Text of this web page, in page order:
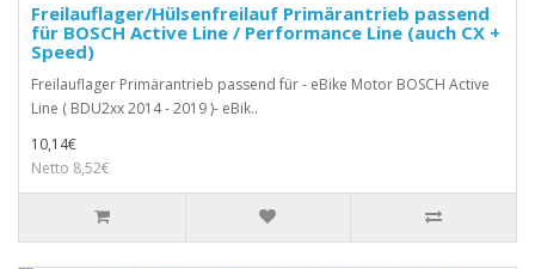
Freilauflager/Hülsenfreilauf Primärantrieb passend
für BOSCH Active Line / Performance Line (auch CX +
Speed)
Freilauflager Primärantrieb passend für - eBike Motor BOSCH Active
Line ( BDU2xx 2014 - 2019 )- eBik..
10,14€
Netto 8,52€